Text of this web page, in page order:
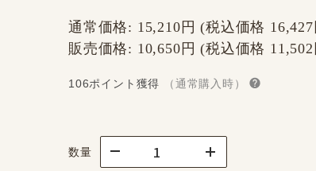
通常価格: 15,210円 (税込価格 16,427
販売価格: 10,650円 (税込価格 11,502
106ポイント獲得 （通常購入時）
数量